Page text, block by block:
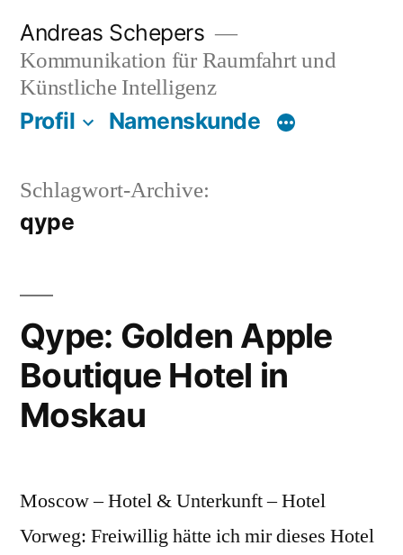
Inhalt
springen
Andreas Schepers
Kommunikation für Raumfahrt und
Künstliche Intelligenz
Profil Namenskunde
Schlagwort-Archive:
qype
Qype: Golden Apple
Boutique Hotel in
Moskau
Moscow – Hotel & Unterkunft – Hotel
Vorweg: Freiwillig hätte ich mir dieses Hotel